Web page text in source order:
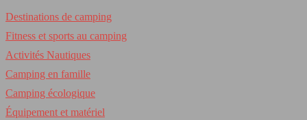
Destinations de camping
Fitness et sports au camping
Activités Nautiques
Camping en famille
Camping écologique
Équipement et matériel